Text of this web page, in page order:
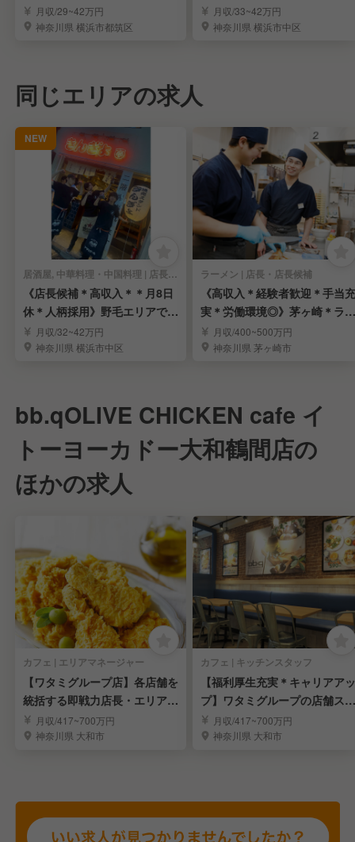
生充実◎
月収/29~42万円
神奈川県 横浜市都筑区
月収/33~42万円
神奈川県 横浜市中区
同じエリアの求人
NEW
居酒屋, 中華料理・中国料理 | 店長・店長候補
《店長候補＊高収入＊＊月8日
休＊人柄採用》野毛エリアで根
付く人気の大衆酒場
月収/32~42万円
神奈川県 横浜市中区
ラーメン | 店長・店長候補
《高収入＊経験者歓迎＊手当充
実＊労働環境◎》茅ヶ崎＊ラー
メンの店長候補募集
月収/400~500万円
神奈川県 茅ヶ崎市
bb.qOLIVE CHICKEN cafe イ
トーヨーカドー大和鶴間店の
ほかの求人
カフェ | エリアマネージャー
【ワタミグループ店】各店舗を
統括する即戦力店長・エリアM
GR候補を募集！
月収/417~700万円
神奈川県 大和市
カフェ | キッチンスタッフ
【福利厚生充実＊キャリアアッ
プ】ワタミグループの店舗スタ
ッフを募集！
月収/417~700万円
神奈川県 大和市